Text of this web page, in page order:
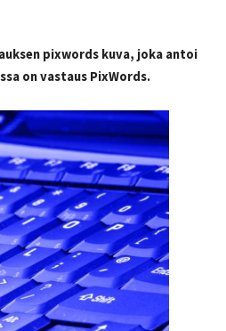
pixwords kuva, joka antoi
on vastaus PixWords.